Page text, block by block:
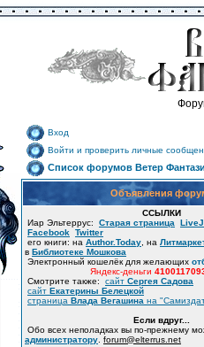
Вход
Войти и проверить личные
Список форумов Ветер
Объявления
ССЫЛКИ
Иар Эльтеррус: Старая страница
Facebook Twitter
его книги: на Author.Today , на
в Библиотеке Мошкова
Электронный кошелёк для желающих
Яндекс-деньги
Смотрите также: сайт Сергея Садова
сайт Екатерины Белецкой
страница Влада Вегашина на
Если вдруг...
Обо всех неполадках вы по-прежнему
администратору forum@elterrus.net